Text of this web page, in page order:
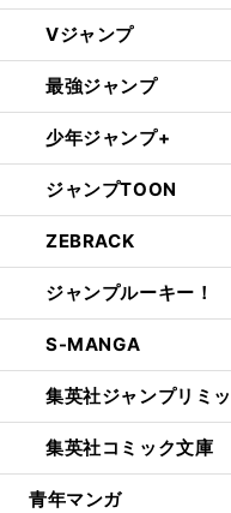
Vジャンプ
最強ジャンプ
少年ジャンプ+
ジャンプTOON
ZEBRACK
ジャンプルーキー！
S-MANGA
集英社ジャンプリミ
集英社コミック文庫
青年マンガ